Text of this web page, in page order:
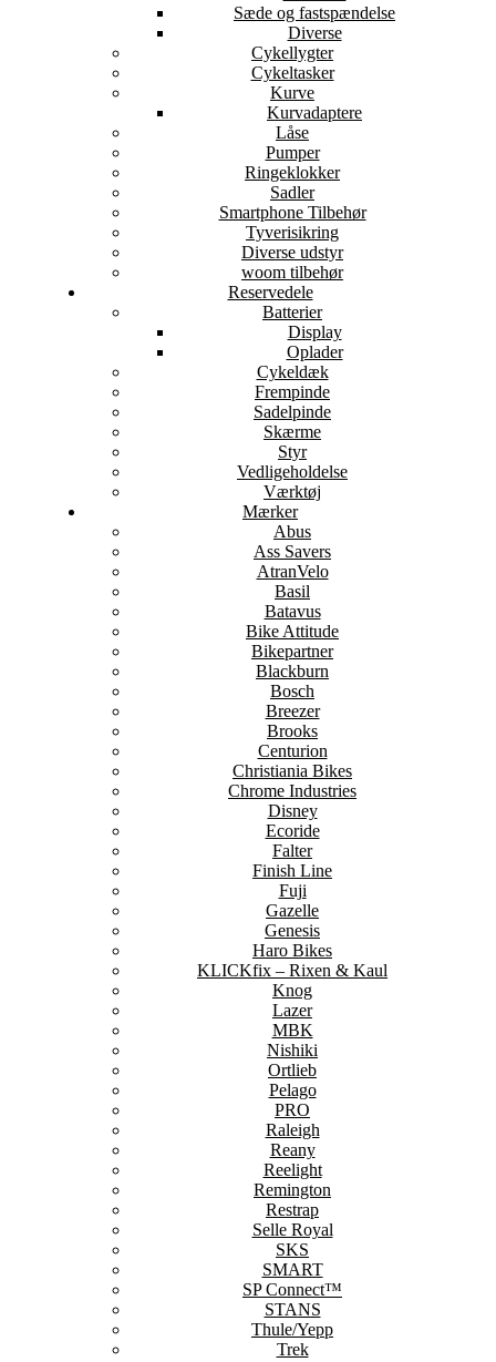
Sæde og fastspændelse
Diverse
Cykellygter
Cykeltasker
Kurve
Kurvadaptere
Låse
Pumper
Ringeklokker
Sadler
Smartphone Tilbehør
Tyverisikring
Diverse udstyr
woom tilbehør
Reservedele
Batterier
Display
Oplader
Cykeldæk
Frempinde
Sadelpinde
Skærme
Styr
Vedligeholdelse
Værktøj
Mærker
Abus
Ass Savers
AtranVelo
Basil
Batavus
Bike Attitude
Bikepartner
Blackburn
Bosch
Breezer
Brooks
Centurion
Christiania Bikes
Chrome Industries
Disney
Ecoride
Falter
Finish Line
Fuji
Gazelle
Genesis
Haro Bikes
KLICKfix – Rixen & Kaul
Knog
Lazer
MBK
Nishiki
Ortlieb
Pelago
PRO
Raleigh
Reany
Reelight
Remington
Restrap
Selle Royal
SKS
SMART
SP Connect™
STANS
Thule/Yepp
Trek